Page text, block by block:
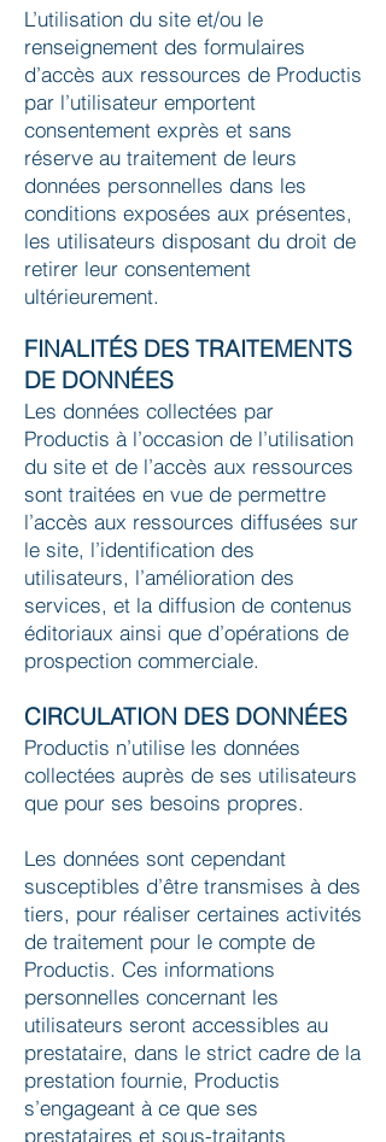
L’utilisation du site et/ou le
renseignement des formulaires
d’accès aux ressources de Productis
par l’utilisateur emportent
consentement exprès et sans
réserve au traitement de leurs
données personnelles dans les
conditions exposées aux présentes,
les utilisateurs disposant du droit de
retirer leur consentement
ultérieurement.
FINALITÉS DES TRAITEMENTS
DE DONNÉES
Les données collectées par
Productis à l’occasion de l’utilisation
du site et de l’accès aux ressources
sont traitées en vue de permettre
l’accès aux ressources diffusées sur
le site, l’identification des
utilisateurs, l’amélioration des
services, et la diffusion de contenus
éditoriaux ainsi que d’opérations de
prospection commerciale.
CIRCULATION DES DONNÉES
Productis n’utilise les données
collectées auprès de ses utilisateurs
que pour ses besoins propres.
Les données sont cependant
susceptibles d’être transmises à des
tiers, pour réaliser certaines activités
de traitement pour le compte de
Productis. Ces informations
personnelles concernant les
utilisateurs seront accessibles au
prestataire, dans le strict cadre de la
prestation fournie, Productis
s’engageant à ce que ses
prestataires et sous-traitants